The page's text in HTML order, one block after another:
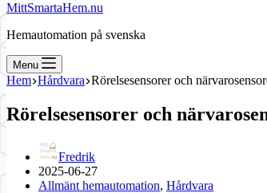
MittSmartaHem.nu
Hemautomation på svenska
Menu
Hem Hårdvara Rörelsesensorer och
Rörelsesensorer och
Fredrik
2025-06-27
Allmänt hemautomation, Hårdvara